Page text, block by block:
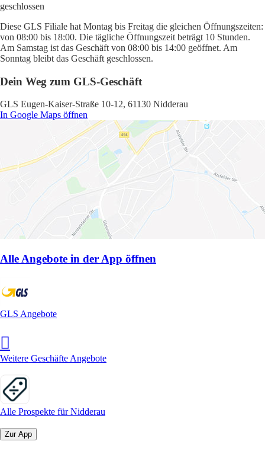
geschlossen
Diese GLS Filiale hat Montag bis Freitag die gleichen Öffnungszeiten:
von 08:00 bis 18:00. Die tägliche Öffnungszeit beträgt 10 Stunden.
Am Samstag ist das Geschäft von 08:00 bis 14:00 geöffnet. Am
Sonntag bleibt das Geschäft geschlossen.
Dein Weg zum GLS-Geschäft
GLS Eugen-Kaiser-Straße 10-12, 61130 Nidderau
In Google Maps öffnen
Alle Angebote in der App öffnen
GLS Angebote
Weitere Geschäfte Angebote
Alle Prospekte für Nidderau
Zur App